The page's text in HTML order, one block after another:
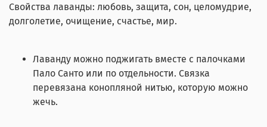
Свойства лаванды: любовь, защита, сон, целомудрие,
долголетие, очищение, счастье, мир.
Лаванду можно поджигать вместе с палочками
Пало Санто или по отдельности. Связка
перевязана конопляной нитью, которую можно
жечь.